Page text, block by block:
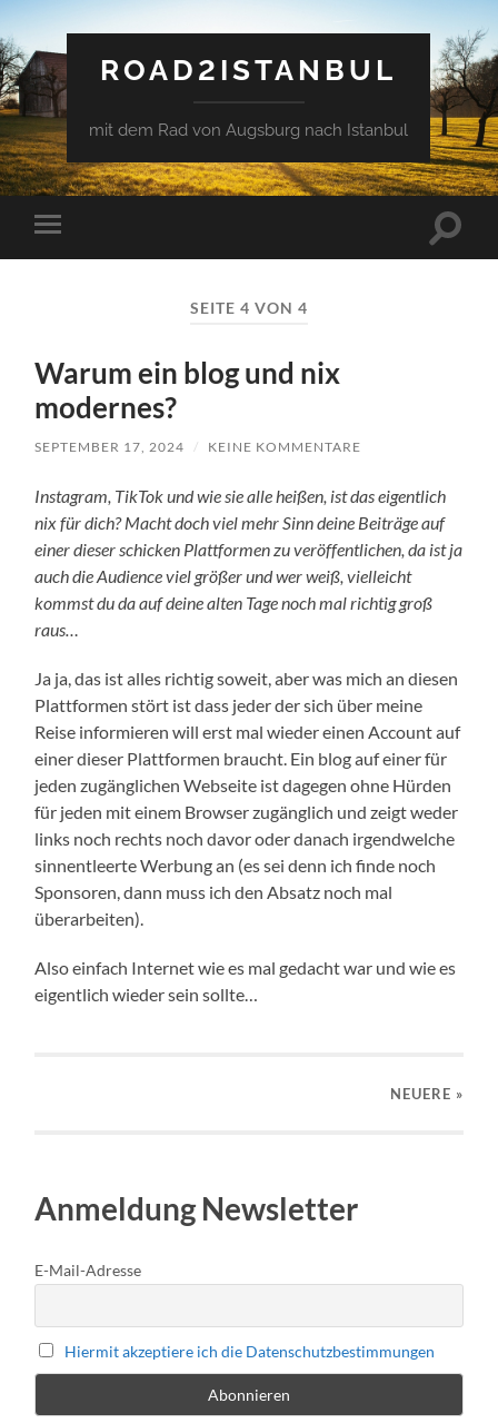
ROAD2ISTANBUL
mit dem Rad von Augsburg nach Istanbul
Menü
SEITE 4 VON 4
Warum ein blog und nix
modernes?
SEPTEMBER 17, 2024 / KEINE KOMMENTARE
Instagram, TikTok und wie sie alle heißen, ist das eigentlich
nix für dich? Macht doch viel mehr Sinn deine Beiträge auf
einer dieser schicken Plattformen zu veröffentlichen, da ist ja
auch die Audience viel größer und wer weiß, vielleicht
kommst du da auf deine alten Tage noch mal richtig groß
raus…
Ja ja, das ist alles richtig soweit, aber was mich an diesen
Plattformen stört ist dass jeder der sich über meine
Reise informieren will erst mal wieder einen Account auf
einer dieser Plattformen braucht. Ein blog auf einer für
jeden zugänglichen Webseite ist dagegen ohne Hürden
für jeden mit einem Browser zugänglich und zeigt weder
links noch rechts noch davor oder danach irgendwelche
sinnentleerte Werbung an (es sei denn ich finde noch
Sponsoren, dann muss ich den Absatz noch mal
überarbeiten).
Also einfach Internet wie es mal gedacht war und wie es
eigentlich wieder sein sollte…
NEUERE »
Anmeldung Newsletter
E-Mail-Adresse
Hiermit akzeptiere ich die Datenschutzbestimmungen